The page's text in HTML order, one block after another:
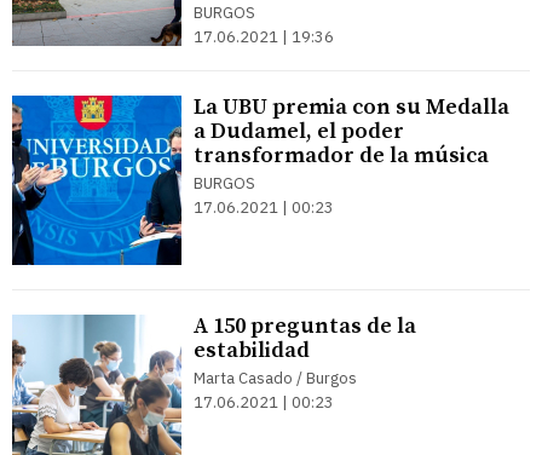
BURGOS
17.06.2021 | 19:36
La UBU premia con su Medalla
a Dudamel, el poder
transformador de la música
BURGOS
17.06.2021 | 00:23
A 150 preguntas de la
estabilidad
Marta Casado / Burgos
17.06.2021 | 00:23